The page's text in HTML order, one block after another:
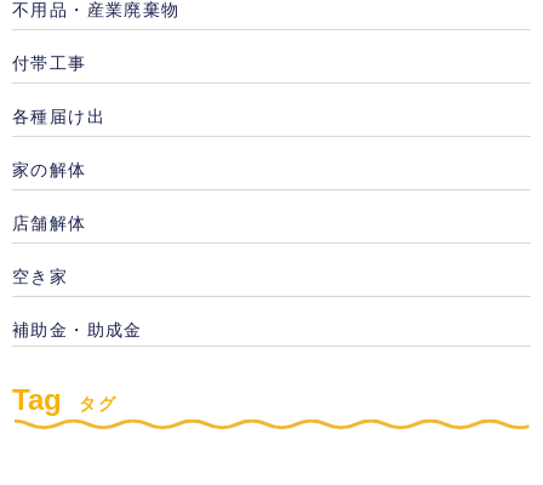
不用品・産業廃棄物
付帯工事
各種届け出
家の解体
店舗解体
空き家
補助金・助成金
Tag タグ